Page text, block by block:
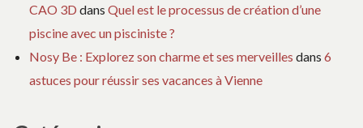
CAO 3D dans Quel est le processus de création d’une
piscine avec un pisciniste ?
Nosy Be : Explorez son charme et ses merveilles dans 6
astuces pour réussir ses vacances à Vienne